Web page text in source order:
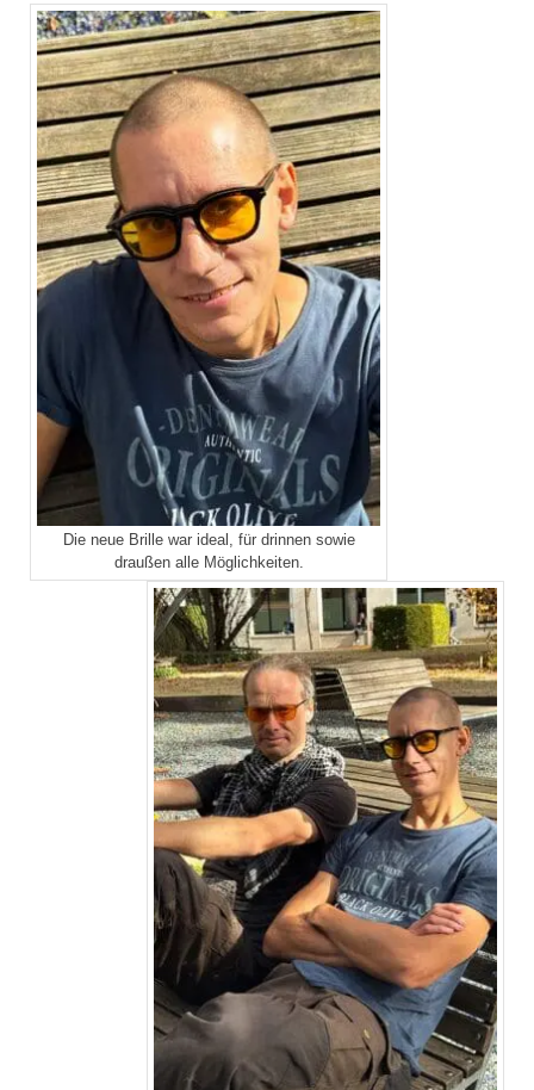
Die neue Brille war ideal, für drinnen sowie
draußen alle Möglichkeiten.